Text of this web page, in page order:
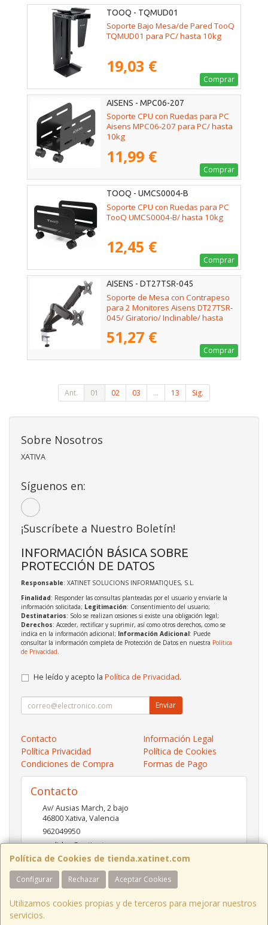
TOOQ - TQMUD01
Soporte Bajo Mesa/de Pared TooQ
TQMUD01 para PC/ hasta 10kg
19,03 €
Comprar
AISENS - MPC06-207
Soporte CPU con Ruedas para PC
Aisens MPC06-207 para PC/ hasta
10kg
11,99 €
Comprar
TOOQ - UMCS0004-B
Soporte CPU con Ruedas para PC
TooQ UMCS0004-B/ hasta 10kg
12,45 €
Comprar
AISENS - DT27TSR-045
Soporte de Mesa con Contrapeso
para 2 Monitores Aisens DT27TSR-
045/ Giratorio/ Inclinable/ hasta
51,27 €
Comprar
Ant. 01 02 03 ... 13 Sig.
Política de Cookies de tienda.xatinet.com
Configurar Rechazar Aceptar Cookies
Utilizamos cookies propias y de terceros para mejorar nuestros
servicios.
Sobre Nosotros
XATIVA
Síguenos en:
¡Suscríbete a Nuestro Boletín!
INFORMACIÓN BÁSICA SOBRE
PROTECCIÓN DE DATOS
Responsable: XATINET SOLUCIONS INFORMATIQUES, S.L.
Finalidad: Responder las consultas planteadas por el usuario y enviarle la
información solicitada; Legitimación: Consentimiento del usuario;
Destinatarios: Solo se realizan cesiones si existe una obligación legal;
Derechos: Acceder, rectificar y suprimir, así como otros derechos, como se
indica en la información adicional; Información Adicional: Puede
consultar la información completa de Protección de Datos en nuestra Política
de Privacidad.
He leído y acepto la Política de Privacidad.
Enviar
Contacto
Información Legal
Política Privacidad
Política de Cookies
Condiciones de Compra
Formas de Pago
Contacto
Av/ Ausias March, 2 bajo
46800Xativa,Valencia
962049950
pedidos@xatinet.com
Horario
9-13:30 16:30-19:30